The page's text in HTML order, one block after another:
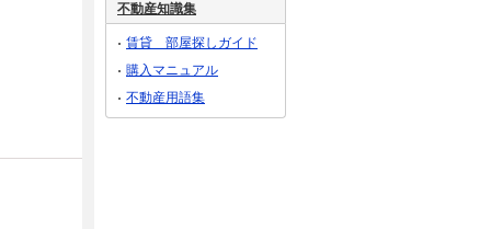
不動産知識集
賃貸 部屋探しガイド
購入マニュアル
不動産用語集